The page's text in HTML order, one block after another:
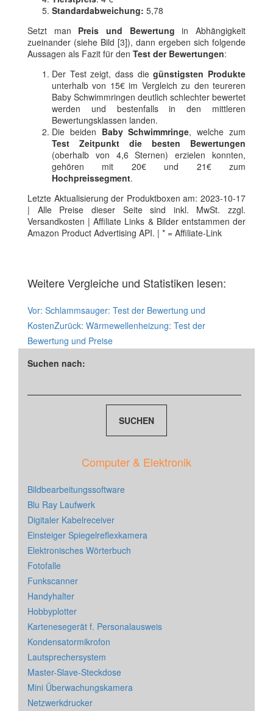
Standardabweichung: 5,78
Setzt man Preis und Bewertung in Abhängigkeit
zueinander (siehe Bild [3]), dann ergeben sich folgende
Aussagen als Fazit für den Test der Bewertungen:
Der Test zeigt, dass diegünstigsten Produkte
unterhalb von 15€ im Vergleich zu den teureren
Baby Schwimmringen deutlich schlechter bewertet
werden und bestenfalls in den mittleren
Bewertungsklassen landen.
Die beiden Baby Schwimmringe, welche zum
Test Zeitpunkt die besten Bewertungen
(oberhalb von 4,6 Sternen) erzielen konnten,
gehören mit 20€ und 21€ zum
Hochpreissegment.
Letzte Aktualisierung der Produktboxen am: 2023-10-17
| Alle Preise dieser Seite sind inkl. MwSt. zzgl.
Versandkosten | Affiliate Links & Bilder entstammen der
Amazon Product Advertising API. | * = Affiliate-Link
Weitere Vergleiche und Statistiken lesen:
Vor: Schlammsauger: Test der Bewertung und
KostenZurück: Wärmewellenheizung: Test der
Bewertung und Preise
Suchen nach:
Computer & Elektronik
Bildbearbeitungssoftware
Blu Ray Laufwerk
Digitaler Kabelreceiver
Einsteiger Spiegelreflexkamera
Elektronisches Wörterbuch
Fotofalle
Funkscanner
Handyhalter
Hobbyplotter
Kartenesegerät f. Personalausweis
Kondensatormikrofon
Lautsprechersystem
Master-Slave-Steckdose
Mini Überwachungskamera
Netzwerkdrucker